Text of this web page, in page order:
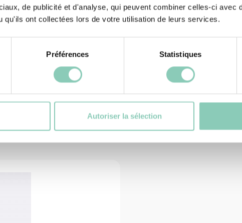
de publicité et d'analyse, qui peuvent combiner celles-ci avec
qu'ils ont collectées lors de votre utilisation de leurs services.
Préférences Statistiques
Autoriser la sélection
Produits similaires